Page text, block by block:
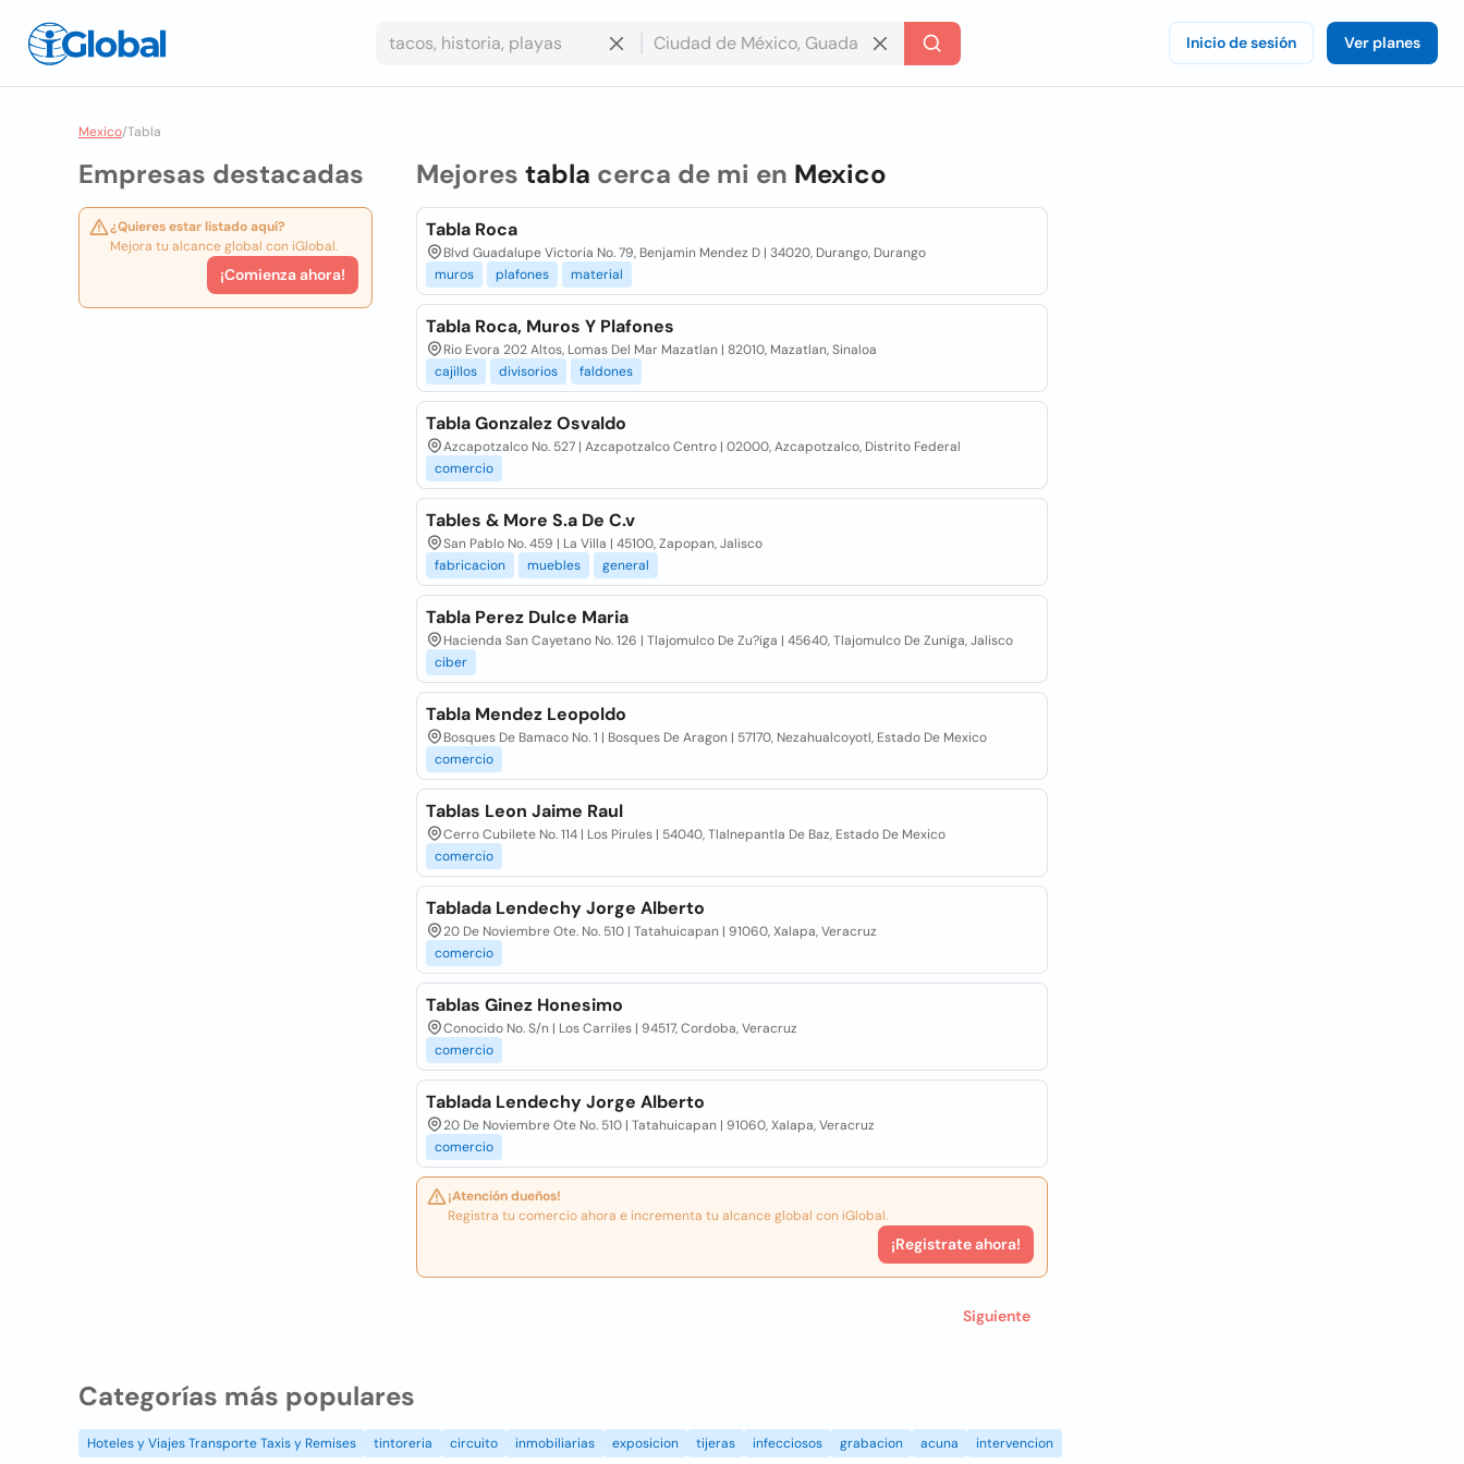
Inicio de sesión Ver planes
Mexico/Tabla
Empresas destacadas
¿Quieres estar listado aquí?
Mejora tu alcance global con iGlobal.
¡Comienza ahora!
Mejores tabla cerca de mi en Mexico
Tabla Roca
Blvd Guadalupe Victoria No. 79, Benjamin Mendez D | 34020, Durango, Durango
muros
plafones material
Tabla Roca, Muros Y Plafones
Rio Evora 202 Altos, Lomas Del Mar Mazatlan | 82010, Mazatlan, Sinaloa
cajillos
divisorios faldones
Tabla Gonzalez Osvaldo
Azcapotzalco No. 527 | Azcapotzalco Centro | 02000, Azcapotzalco, Distrito Federal
comercio
Tables & More S.a De C.v
San Pablo No. 459 | La Villa | 45100, Zapopan, Jalisco
fabricacion
muebles general
Tabla Perez Dulce Maria
Hacienda San Cayetano No. 126 | Tlajomulco De Zu?iga | 45640, Tlajomulco De Zuniga, Jalisco
ciber
Tabla Mendez Leopoldo
Bosques De Bamaco No. 1 | Bosques De Aragon | 57170, Nezahualcoyotl, Estado De Mexico
comercio
Tablas Leon Jaime Raul
Cerro Cubilete No. 114 | Los Pirules | 54040, Tlalnepantla De Baz, Estado De Mexico
comercio
Tablada Lendechy Jorge Alberto
20 De Noviembre Ote. No. 510 | Tatahuicapan | 91060, Xalapa, Veracruz
comercio
Tablas Ginez Honesimo
Conocido No. S/n | Los Carriles | 94517, Cordoba, Veracruz
comercio
Tablada Lendechy Jorge Alberto
20 De Noviembre Ote No. 510 | Tatahuicapan | 91060, Xalapa, Veracruz
comercio
¡Atención dueños!
Registra tu comercio ahora e incrementa tu alcance global con iGlobal.
¡Registrate ahora!
Siguiente
Categorías más populares
Hoteles y Viajes Transporte Taxis y Remises tintoreria circuito inmobiliarias exposicion tijeras infecciosos grabacion acuna intervencion